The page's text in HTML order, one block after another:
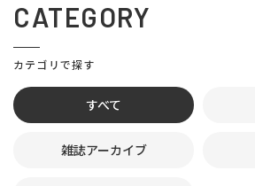
CATEGORY
カテゴリで探す
すべて
雑誌アーカイブ